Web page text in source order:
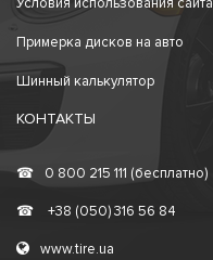
Примерка дисков на авто
Шинный калькулятор
КОНТАКТЫ
☎ 0 800 215 111 (бесплатно)
☎ +38 (050) 316 56 84
www.tire.ua